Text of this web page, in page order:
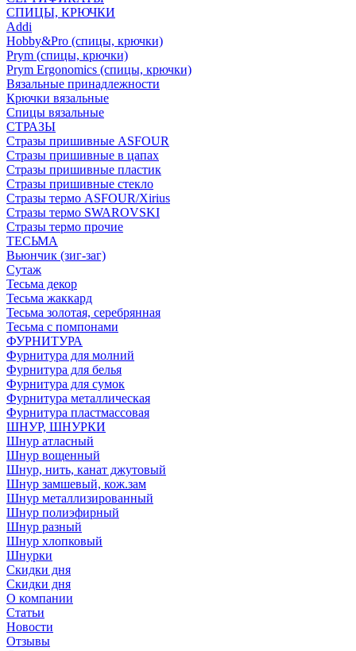
СПИЦЫ, КРЮЧКИ
Addi
Hobby&Pro (спицы, крючки)
Prym (спицы, крючки)
Prym Ergonomics (спицы, крючки)
Вязальные принадлежности
Крючки вязальные
Спицы вязальные
СТРАЗЫ
Стразы пришивные ASFOUR
Стразы пришивные в цапах
Стразы пришивные пластик
Стразы пришивные стекло
Стразы термо ASFOUR/Xirius
Стразы термо SWAROVSKI
Стразы термо прочие
ТЕСЬМА
Вьюнчик (зиг-заг)
Сутаж
Тесьма декор
Тесьма жаккард
Тесьма золотая, серебрянная
Тесьма с помпонами
ФУРНИТУРА
Фурнитура для молний
Фурнитура для белья
Фурнитура для сумок
Фурнитура металлическая
Фурнитура пластмассовая
ШНУР, ШНУРКИ
Шнур атласный
Шнур вощенный
Шнур, нить, канат джутовый
Шнур замшевый, кож.зам
Шнур металлизированный
Шнур полиэфирный
Шнур разный
Шнур хлопковый
Шнурки
Скидки дня
Скидки дня
О компании
Статьи
Новости
Отзывы